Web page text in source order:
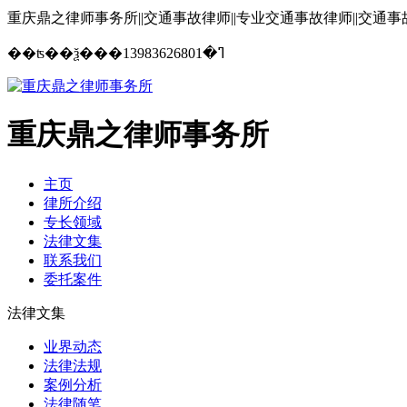
重庆鼎之律师事务所||交通事故律师||专业交通事故律师||交通事
��ʦ��ѯ���ߣ�13983626801
重庆鼎之律师事务所
主页
律所介绍
专长领域
法律文集
联系我们
委托案件
法律文集
业界动态
法律法规
案例分析
法律随笔